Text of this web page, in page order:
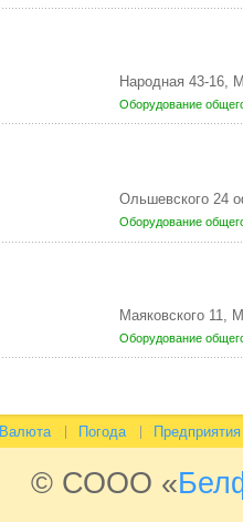
Народная 43-16,
Оборудование
Ольшевского 24
Оборудование
Маяковского 11,
Оборудование
Валюта Погода Предприятия
© СООО «